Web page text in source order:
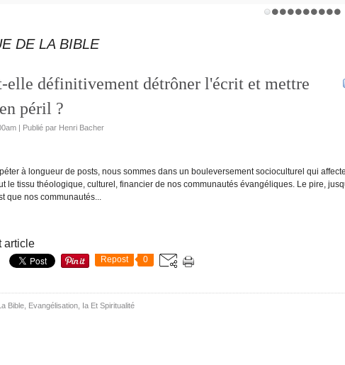
DE LA BIBLE
elle définitivement détrôner l'écrit et mettre
péril ?
| Publié par Henri Bacher
à longueur de posts, nous sommes dans un bouleversement socioculturel qui
le tissu théologique, culturel, financier de nos communautés évangéliques. Le pire,
que nos communautés...
article
Repost 0
Bible Evangélisation Ia Et Spiritualité